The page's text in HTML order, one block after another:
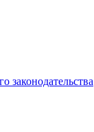
законодательства